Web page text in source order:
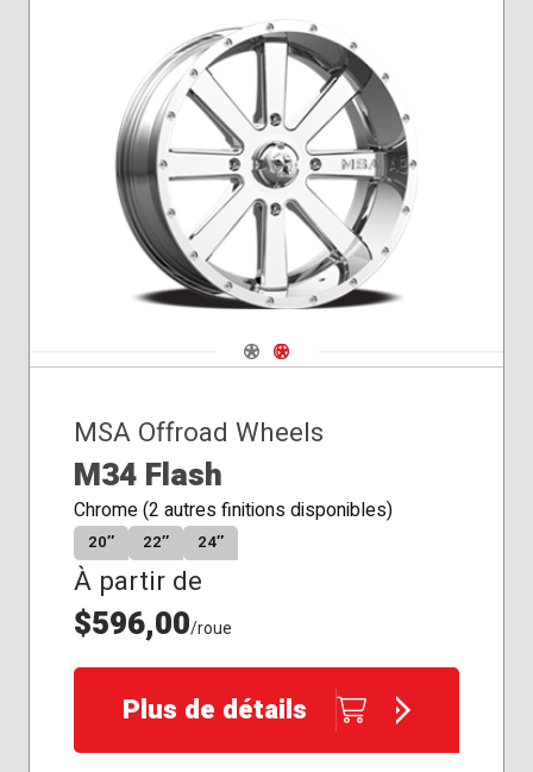
Navigate 1
Navigate 2
MSA Offroad Wheels
M34 Flash
Chrome (2 autres finitions disponibles)
20″ 22″ 24″
À partir de
$596,00/roue
Plus de détails